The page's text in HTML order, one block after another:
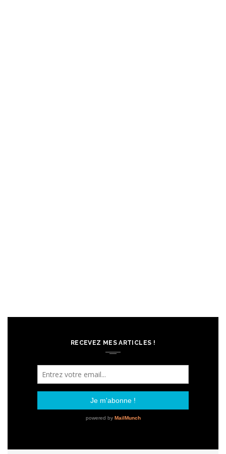
RECEVEZ MES ARTICLES !